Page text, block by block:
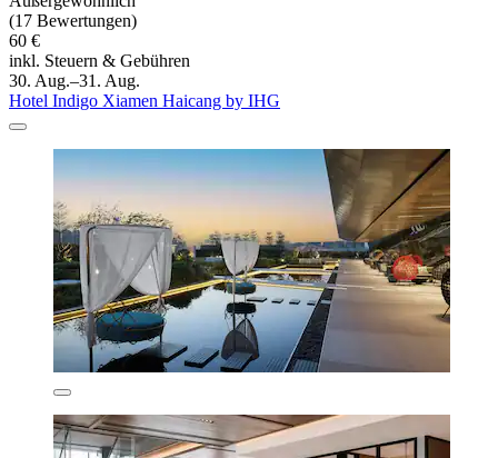
(17 Bewertungen)
60 €
inkl. Steuern & Gebühren
30. Aug.–31. Aug.
Hotel Indigo Xiamen Haicang by IHG